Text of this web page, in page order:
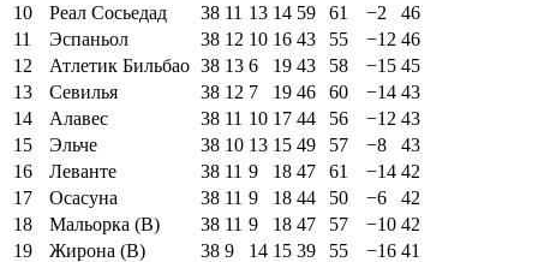
10
Реал Сосьедад 38 11 13 14 59 61 −2
46
11
Эспаньол 38 12 10 16 43 55 −12 46
12
Атлетик Бильбао 38 13 6 19 43 58 −15 45
13
Севилья 38 12 7 19 46 60 −14 43
14
Алавес 38 11 10 17 44 56 −12 43
15
Эльче 38 10 13 15 49 57 −8
43
16
Леванте 38 11 9 18 47 61 −14 42
17
Осасуна 38 11 9 18 44 50 −6
42
18
Мальорка (В) 38 11 9 18 47 57 −10 42
19
Жирона (В) 38 9 14 15 39 55 −16 41